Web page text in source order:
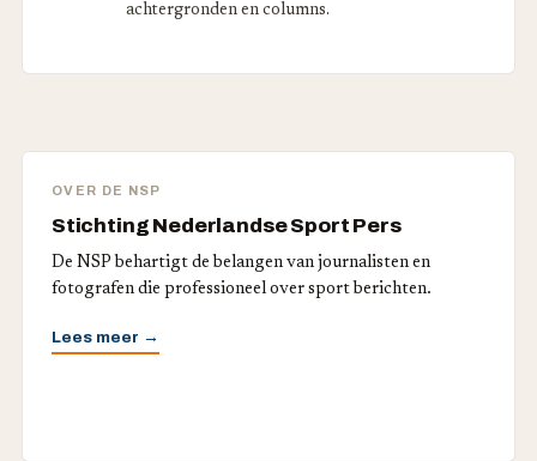
achtergronden en columns.
OVER DE NSP
Stichting Nederlandse Sport Pers
De NSP behartigt de belangen van journalisten en
fotografen die professioneel over sport berichten.
Lees meer →